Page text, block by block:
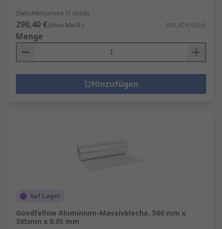
Zwischensumme (1 Stück)
290,40 €(ohne MwSt.) 290,40 €/Stück
Menge
Hinzufügen
Auf Lager
Goodfellow Aluminium-Massivbleche, 500 mm x
305mm x 0.05 mm